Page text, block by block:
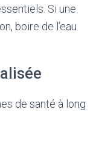
Si une
boire de l’eau
de santé à long